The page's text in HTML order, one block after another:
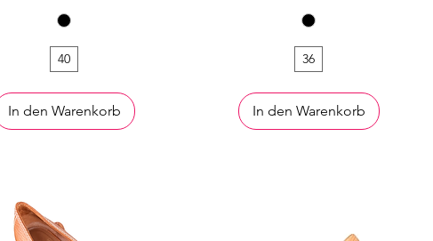
40
In den Warenkorb
36
In den Warenkorb